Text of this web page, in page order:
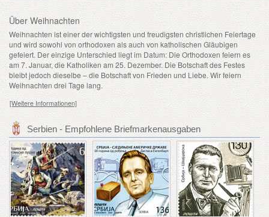
Über Weihnachten
Weihnachten ist einer der wichtigsten und freudigsten christlichen Feiertage
und wird sowohl von orthodoxen als auch von katholischen Gläubigen
gefeiert. Der einzige Unterschied liegt im Datum: Die Orthodoxen feiern es
am 7. Januar, die Katholiken am 25. Dezember. Die Botschaft des Festes
bleibt jedoch dieselbe – die Botschaft von Frieden und Liebe. Wir feiern
Weihnachten drei Tage lang.
[Weitere Informationen]
Serbien - Empfohlene Briefmarkenausgaben